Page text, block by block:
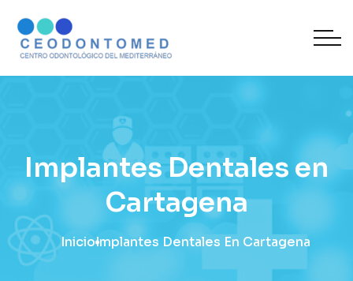
Implantes Dentales en
Cartagena
InicioImplantes Dentales En Cartagena